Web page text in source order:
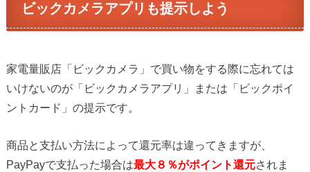
ビックカメラアプリも提示しよう
家電量販店「ビックカメラ」で買い物をする際に忘れては
いけないのが「ビックカメラアプリ」または「ビックポイ
ントカード」の提示です。
商品と支払い方法によって還元率は違ってきますが、
PayPayで支払った場合は最大８％がポイント還元されま